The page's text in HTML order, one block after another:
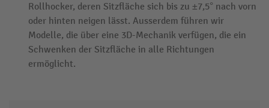
Rollhocker, deren Sitzfläche sich bis zu ±7,5° nach vorn
oder hinten neigen lässt. Ausserdem führen wir
Modelle, die über eine 3D-Mechanik verfügen, die ein
Schwenken der Sitzfläche in alle Richtungen
ermöglicht.